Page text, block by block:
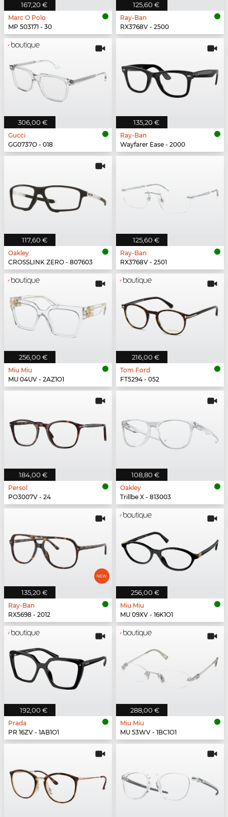
167,20 €
Marc O Polo
MP 503171 - 30
125,60 €
Ray-Ban
RX3768V - 2500
306,00 €
Gucci
GG0737O - 018
135,20 €
Ray-Ban
Wayfarer Ease - 2000
117,60 €
Oakley
CROSSLINK ZERO - 807603
125,60 €
Ray-Ban
RX3768V - 2501
256,00 €
Miu Miu
MU 04UV - 2AZ1O1
216,00 €
Tom Ford
FT5294 - 052
184,00 €
Persol
PO3007V - 24
108,80 €
Oakley
Trillbe X - 813003
135,20 €
Ray-Ban
RX5698 - 2012
256,00 €
Miu Miu
MU 09XV - 16K1O1
192,00 €
Prada
PR 16ZV - 1AB1O1
288,00 €
Miu Miu
MU 53WV - 1BC1O1